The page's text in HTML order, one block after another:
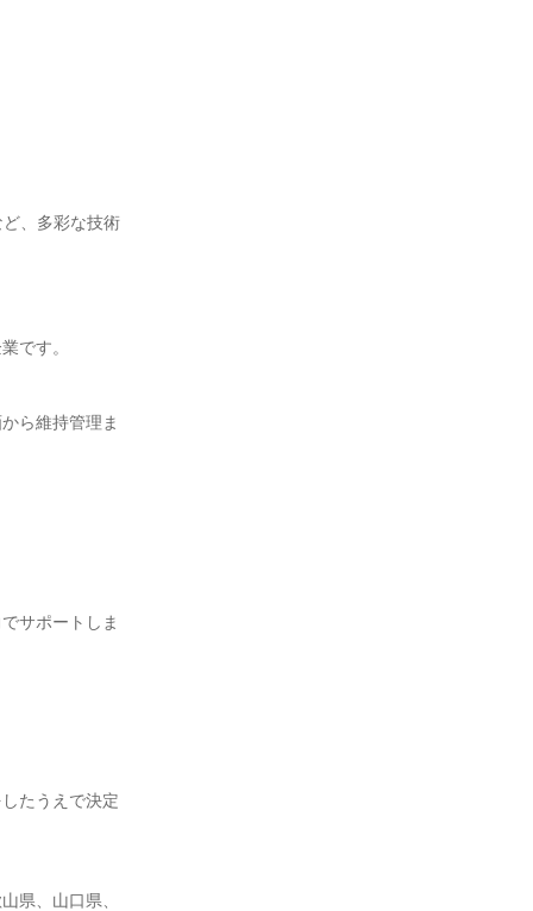
、多彩な技術
です。
ら維持管理ま
サポートしま
たうえで決定
県、山口県、